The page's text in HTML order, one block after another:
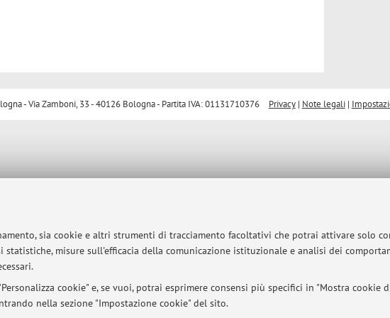
sia cookie e altri strumenti di tracciamento facoltativi che potrai attivare solo
misure sull'efficacia della comunicazione istituzionale e analisi dei
cookie" e, se vuoi, potrai esprimere consensi più specifici in "Mostra cookie
nella sezione "Impostazione cookie" del sito.
- Via Zamboni, 33 - 40126 Bologna - Partita IVA: 01131710376 Privacy| Note legali|